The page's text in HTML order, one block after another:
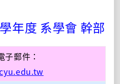
年度 系學會 幹部
郵件：